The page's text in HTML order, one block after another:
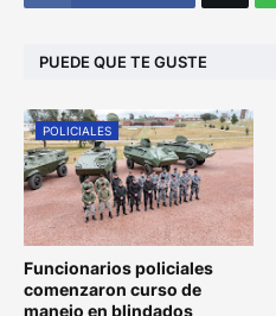
PUEDE QUE TE GUSTE
POLICIALES
Funcionarios policiales
comenzaron curso de
manejo en blindados